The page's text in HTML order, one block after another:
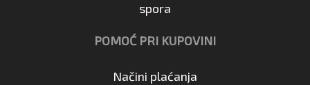
spora
POMOĆ PRI KUPOVINI
Načini plaćanja